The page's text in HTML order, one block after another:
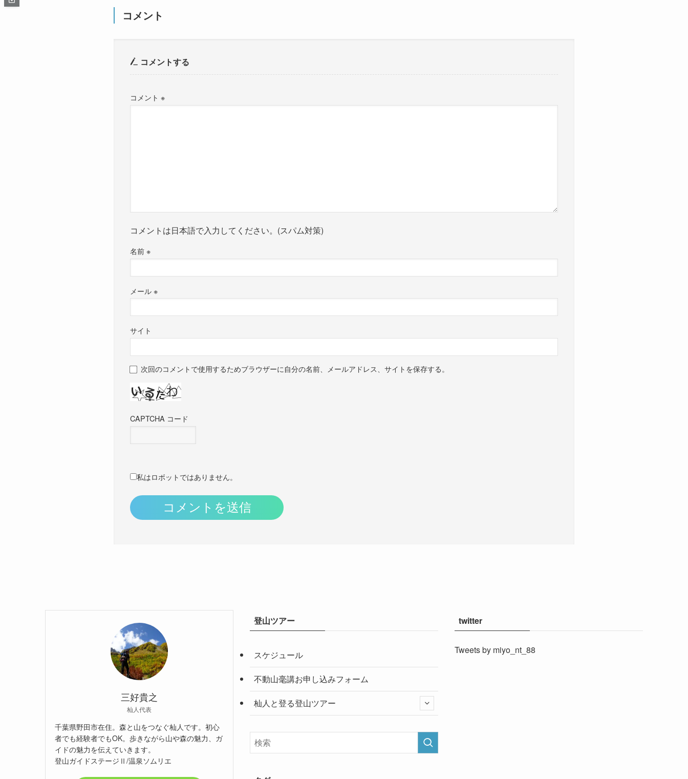
コメント
コメントする
コメント ※
コメントは日本語で入力してください。(スパム対策)
名前※
メール※
サイト
次回のコメントで使用するためブラウザーに自分の名前、メールアドレス、サイトを保存する。
CAPTCHA コード
私はロボットではありません。
三好貴之
杣人代表
千葉県野田市在住。森と山をつなぐ杣人です。初心
者でも経験者でもOK。歩きながら山や森の魅力、ガ
イドの魅力を伝えていきます。
登山ガイドステージⅡ/温泉ソムリエ
登山ツアー
スケジュール
不動山毫講お申し込みフォーム
杣人と登る登山ツアー
twitter
Tweets by miyo_nt_88